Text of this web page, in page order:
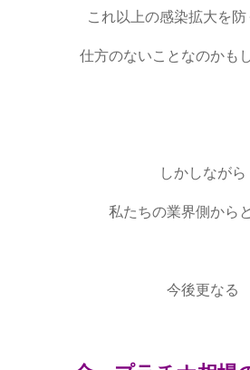
これ以上の感染拡大を
仕方のないことなのかも
しかしながら
私たちの業界側から
今後更なる